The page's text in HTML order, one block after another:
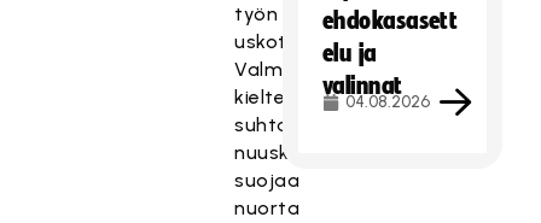
työn
uskottavuutta.
Valmentajan
kielteinen
suhtautuminen
nuuskaan
suojaa
nuorta
ehdokasasett
elu ja
valinnat
04.08.2026